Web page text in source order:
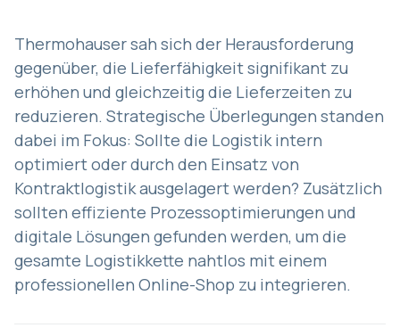
Thermohauser sah sich der Herausforderung
gegenüber, die Lieferfähigkeit signifikant zu
erhöhen und gleichzeitig die Lieferzeiten zu
reduzieren. Strategische Überlegungen standen
dabei im Fokus: Sollte die Logistik intern
optimiert oder durch den Einsatz von
Kontraktlogistik ausgelagert werden? Zusätzlich
sollten effiziente Prozessoptimierungen und
digitale Lösungen gefunden werden, um die
gesamte Logistikkette nahtlos mit einem
professionellen Online-Shop zu integrieren.